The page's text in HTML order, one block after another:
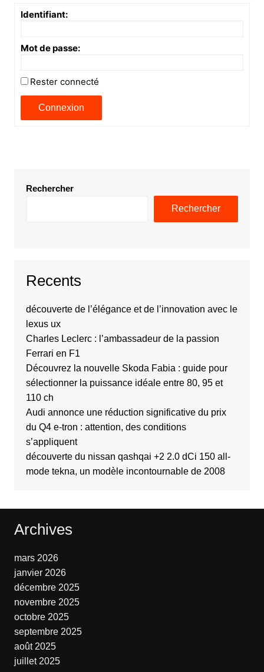
Identifiant:
Mot de passe:
Rester connecté
Connexion
Rechercher
Rechercher
Recents
découverte de l’élégance et de l’innovation avec le
lexus ux
Charles Leclerc : l’ambassadeur de la passion
Ferrari en F1
Découvrez la nouvelle Skoda Fabia : guide pour
sélectionner la puissance idéale entre 80, 95 et
110 ch
Audi annonce une réduction significative du prix
du Q4 e-tron : attention, des conditions
s’appliquent
découverte du nissan qashqai +2 2.0 dCi 150 all-
mode tekna, un modèle incontournable de 2008
Archives
mars 2026
janvier 2026
décembre 2025
novembre 2025
octobre 2025
septembre 2025
août 2025
juillet 2025